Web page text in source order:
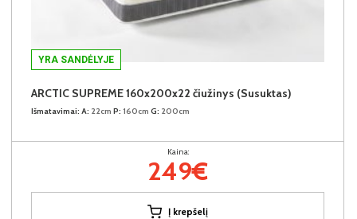
YRA SANDĖLYJE
ARCTIC SUPREME 160x200x22 čiužinys (Susuktas)
Išmatavimai: A: 22cm P: 160cm G: 200cm
Kaina:
249€
Į krepšelį